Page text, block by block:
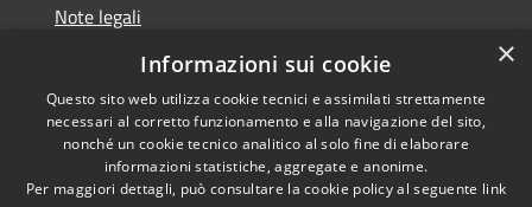
Note legali
Dichiarazione di accessibilità
Copyright © 2026 • Città di
Noto • Powered by
×
Informazioni sui cookie
Questo sito web utilizza cookie tecnici e assimilati strettamente
necessari al corretto funzionamento e alla navigazione del sito,
nonché un cookie tecnico analitico al solo fine di elaborare
informazioni statistiche, aggregate e anonime.
Per maggiori dettagli, può consultare la cookie policy al seguente link